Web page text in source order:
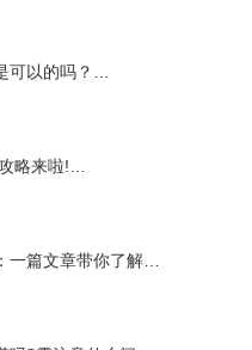
可以的吗？…
略来啦!…
一篇文章带你了解…